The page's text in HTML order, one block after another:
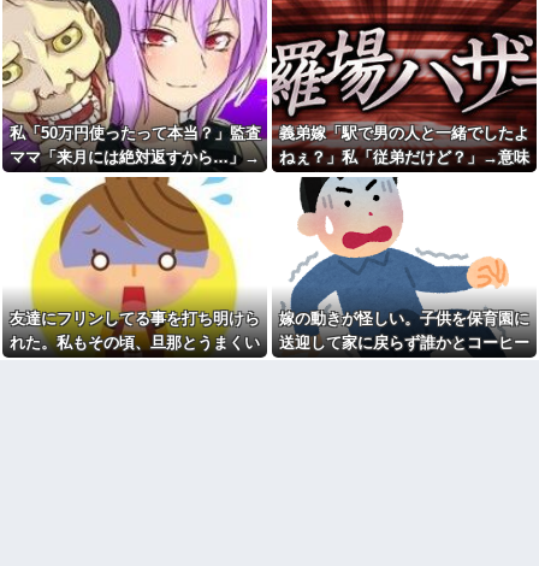
いとこうなっちゃうけどどうす
る？！」←これw w w w w w w
w
【動画】手術中に熊本地震直
撃やばすぎる
【衝撃】若い女の子からする
「甘い匂い」の正体、まさか分
からないDTなんておらんよな？
よな？w w w w w w w w w w w
【緊急】今の若者に急増して
いる『コレ』依存、めちゃくち
ゃ深刻な模様w w w w w w w w
w w
私「子供同士のことだから見
守ろう」夫「俺が話をつけてく
る」→勝手に相手の家へ乗り込
んだ夫に困惑して…
パートの面接で号泣しながら
「ここもダメだったらもう食べ
【戦慄】山で洒落にならない
目にあった話をする、オカルト
系で
【青春(*´ω｀*)？】私はフィリ
ピンのハーフで若干濃いめの顔
だった。加えて天然パーマだっ
たのである男子に『ダブルフィ
ンガー』と呼ばれてた…
仕事辞めた時ってどんな気分
だった？
私の実父の写真を見て「お父
さんいい顔で映ってるわね。こ
れ遺影にピッタリねw」と煽って
くるトメ。最初はスルーしてた
が、しつこいのでスマホのカメ
ラをトメに向けて同じ手で反撃
したったｗｗｗ
母親の作る唐揚げが大好きだ
ったからレシピ教えてもらおう
としたら……
しくてビックリ
えなくて…
私「50万円使ったって本当？」監査
ママ「来月には絶対返すから…」→
約束を信じて待った結果、警察に通
報することになり…
義弟嫁「駅で男の人と一緒でしたよ
ねぇ？」私「従弟だけど？」→意味
深な言い方をされてウンザリして…
友達にフリンしてる事を打ち明けら
れた。私もその頃、旦那とうまくい
嫁の動きが怪しい。子供を保育園に
送迎して家に戻らず誰かとコーヒー